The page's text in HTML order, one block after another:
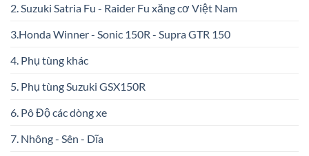
2. Suzuki Satria Fu - Raider Fu xăng cơ Việt Nam
3.Honda Winner - Sonic 150R - Supra GTR 150
4. Phụ tùng khác
5. Phụ tùng Suzuki GSX150R
6. Pô Độ các dòng xe
7. Nhông - Sên - Dĩa